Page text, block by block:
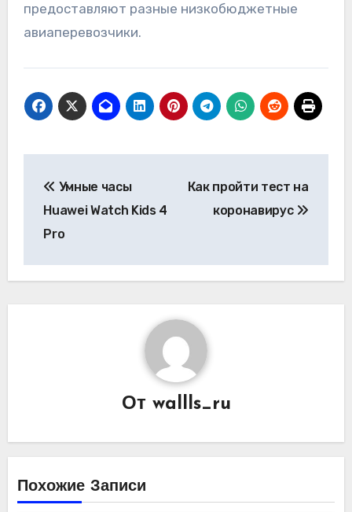
предоставляют разные низкобюджетные
авиаперевозчики.
по
записям
Умные часы
Huawei Watch Kids 4
Pro
Как пройти тест на
коронавирус
От wallls_ru
Похожие Записи